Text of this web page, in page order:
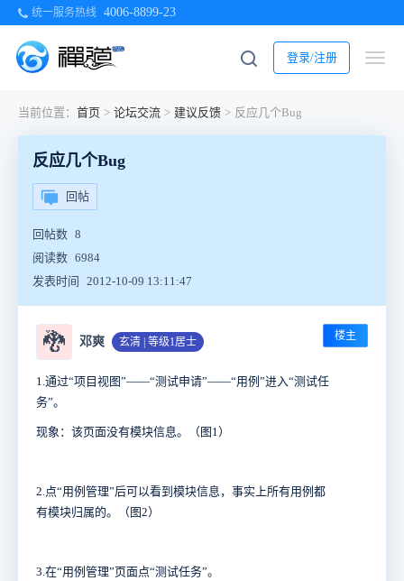
统一服务热线 4006-8899-23
登录/注册
当前位置： 首页 > 论坛交流 > 建议反馈 > 反应几个Bug
反应几个Bug
回帖
回帖数 8
阅读数 6984
发表时间
2012-10-09 13:11:47
🐉 邓爽 玄清 | 等级1居士 楼主
1.通过“项目视图”——“测试申请”——“用例”进入“测试任
务”。
现象：该页面没有模块信息。（图1）
2.点“用例管理”后可以看到模块信息，事实上所有用例都
有模块归属的。（图2）
3.在“用例管理”页面点“测试任务”。